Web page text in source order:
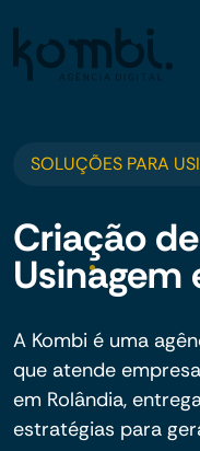
SOLUÇÕES PARA
Criação
Usinagem
A Kombi é uma
que atende
em Rolândia,
estratégias para